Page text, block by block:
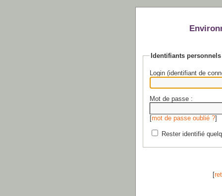
Identifiants personnels
Login (identifiant de
Mot de passe :
[mot de passe oublié ?]
Rester identifié
[